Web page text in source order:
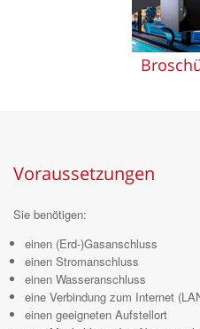
Voraussetzungen
Sie benötigen:
einen (Erd-)Gasanschluss
einen Stromanschluss
einen Wasseranschluss
eine Verbindung zum Internet
einen geeigneten Aufstellort